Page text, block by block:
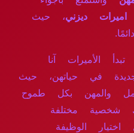
اميرات ديزني، حيث
الأميرات آنا
في حياتهن، حيث
والمهن بكل طموح
شخصية مختلفة
الوظيفة